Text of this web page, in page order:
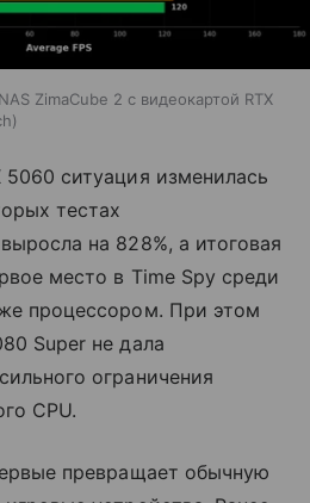
ZimaCube 2 с видеокартой RTX
5060 ситуация изменилась
тестах
на 828%, а итоговая
место в Time Spy среди
процессором. При этом
Super не дала
ограничения
CPU.
превращает обычную